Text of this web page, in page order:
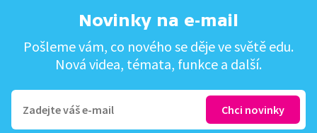
Novinky na e-mail
Pošleme vám, co nového se děje ve světě edu.
Nová videa, témata, funkce a další.